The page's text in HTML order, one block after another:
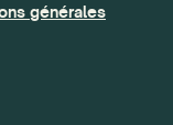
générales